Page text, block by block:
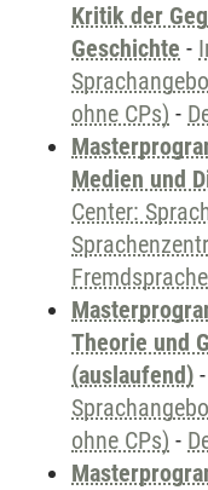
Kritik der
Geschichte -
ohne CPs) -
Medien und
Center:
Theorie und
(auslaufend) -
ohne CPs) -